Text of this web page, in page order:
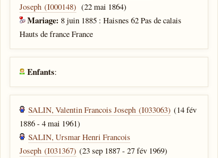
Joseph (I000148) (22 mai 1864)
Mariage: 8 juin 1885 : Haisnes 62 Pas de calais
Hauts de france France
Enfants:
SALIN, Valentin Francois Joseph (I033063) (14 fév
1886 - 4 mai 1961)
SALIN, Ursmar Henri Francois
Joseph (I031367) (23 sep 1887 - 27 fév 1969)